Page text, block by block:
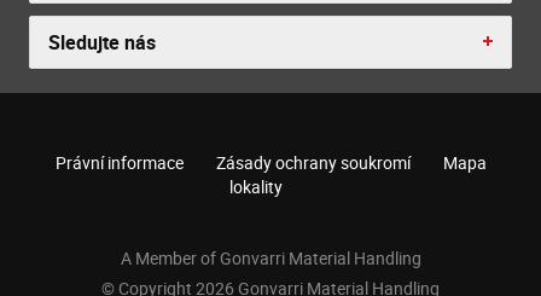
Sledujte nás
Právní informace Zásady ochrany soukromí
Mapa
lokality
A Member of Gonvarri Material Handling
© Copyright 2026 Gonvarri Material Handling